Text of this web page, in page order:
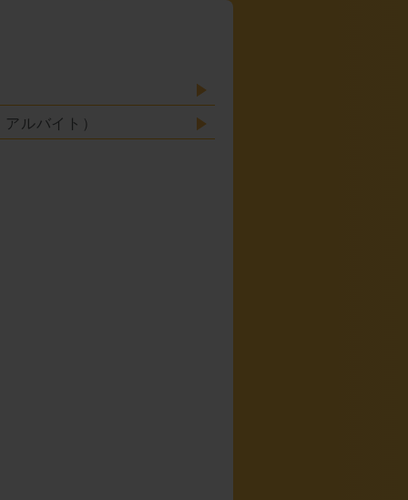
ルバイト）